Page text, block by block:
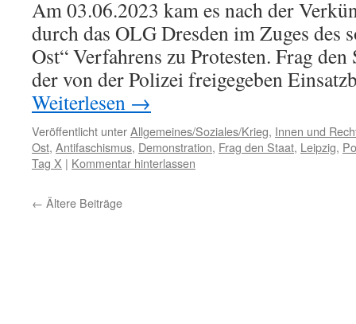
Am 03.06.2023 kam es nach der
durch das OLG Dresden im Zuges des
Ost“ Verfahrens zu Protesten. Frag den
der von der Polizei freigegeben
Weiterlesen →
Veröffentlicht unterAllgemeines/Soziales/Krieg, Innen und
Ost, Antifaschismus, Demonstration, Frag den Staat, Leipzig,
Tag X | Kommentar hinterlassen
← Ältere Beiträge